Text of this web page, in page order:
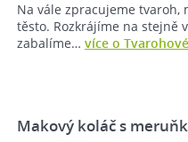
Na vále zpracujeme tvaroh,
těsto. Rozkrájíme na stejně
zabalíme… více o
Makový koláč s